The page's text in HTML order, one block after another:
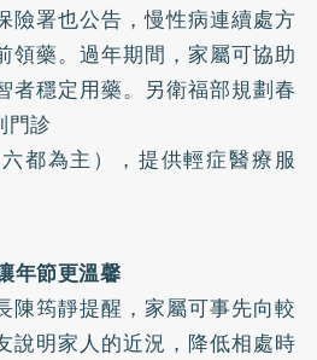
險署也公告，慢性病連續處方
領藥。過年期間，家屬可協助
者穩定用藥。另衛福部規劃春
門診
都為主），提供輕症醫療服
年節更溫馨
陳筠靜提醒，家屬可事先向較
說明家人的近況，降低相處時